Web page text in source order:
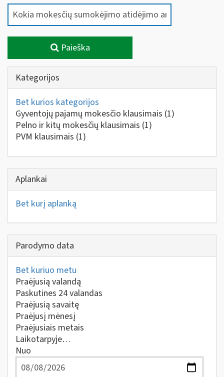
Paieška
Kategorijos
Bet kurios kategorijos
Gyventojų pajamų mokesčio klausimais (1)
Pelno ir kitų mokesčių klausimais (1)
PVM klausimais (1)
Aplankai
Bet kurį aplanką
Parodymo data
Bet kuriuo metu
Praėjusią valandą
Paskutines 24 valandas
Praėjusią savaitę
Praėjusį mėnesį
Praėjusiais metais
Laikotarpyje…
Nuo